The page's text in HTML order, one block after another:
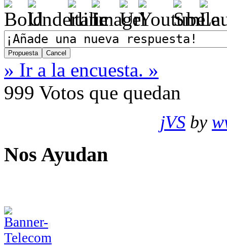
» Ir a la encuesta. »
999 Votos que quedan
jVS by
Nos Ayudan